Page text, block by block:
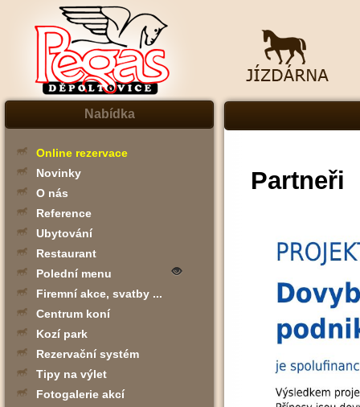
Nabídka
Online rezervace
Novinky
O nás
Reference
Ubytování
Restaurant
Polední menu
Firemní akce, svatby ...
Centrum koní
Kozí park
Rezervační systém
Tipy na výlet
Fotogalerie akcí
Partneři